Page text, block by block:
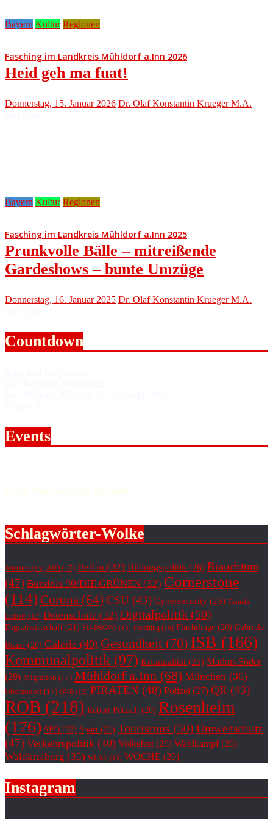
Bayern Kultur Regionen
Fasching im Landkreis Mühldorf a.Inn 2026
Heid geh ma fuat!
Donnerstag, 15. Januar 2026 Dr. Olaf Konstantin Krueger M.A.
Bayern Kultur Regionen
Fasching im Landkreis Mühldorf a.Inn 2025
Prunkvolle Bälle – mitreißende
Gardeshows – bunte Umzüge
Donnerstag, 16. Januar 2025 Dr. Olaf Konstantin Krueger M.A.
Countdown
Events
Keine Veranstaltungen gefunden.
Schlagwörter-Wolke
Adelaide (13) AfD (17) Berlin (32) Bildungspolitik (26) Brauchtum
(47) Bündnis 90/DIE GRÜNEN (32) Cornerstone
(114) Corona (64) CSU (43) Cybersecurity (23) Daniela
Ludwig (12) Datenschutz (32) Digitalpolitik (50)
Digitalwirtschaft (21) EU-DSGVO (13) Fasching (16) Flüchtlinge (20) Gabriele
Bauer (20) Galerie (40) Gesundheit (70) ISB (166)
Kommunalpolitik (97) Kriminalität (25) Markus Söder
(29) Migration (17) Mühldorf a.Inn (68) München (36)
Oberaudorf(17) OVB (12) PIRATEN (48) Polizei (27) QR (43)
ROB (218) Robert Pötzsch (20) Rosenheim
(176) SPD (22) Sport (21) Tourismus (50) Umweltschutz
(47) Verkehrspolitik (40) Volksfest (26) Wahlkampf(26)
Waldkraiburg (35) WLAN (13) WOCHE (29)
Instagram